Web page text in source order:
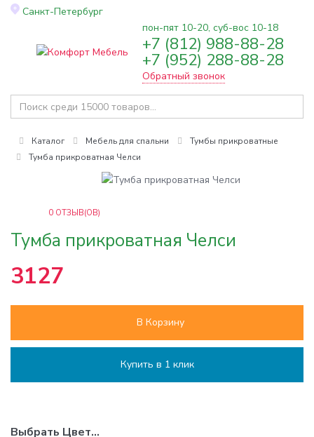
Санкт-Петербург
Toggle
пон-пят 10-20, суб-вос 10-18
+7 (812) 988-88-28
+7 (952) 288-88-28
Обратный звонок
Каталог Мебель для спальни
Тумбы прикроватные
Тумба прикроватная Челси
0 ОТЗЫВ(ОВ)
Тумба прикроватная Челси
3127
В Корзину
Купить в 1 клик
Выбрать Цвет...